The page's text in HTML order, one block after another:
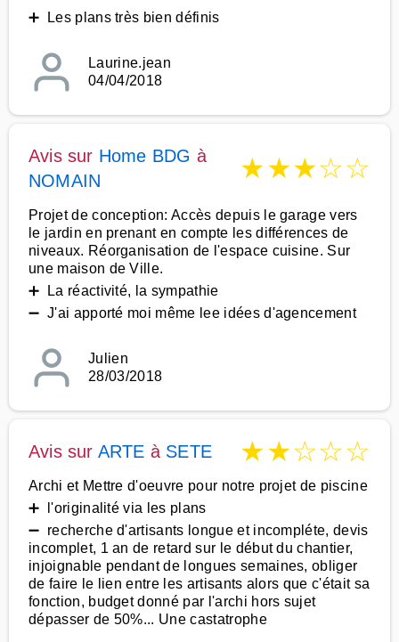
➕ Les plans très bien définis
Laurine.jean
04/04/2018
Avis sur Home BDG à
NOMAIN
★★★☆☆
Projet de conception: Accès depuis le garage vers
le jardin en prenant en compte les différences de
niveaux. Réorganisation de l'espace cuisine. Sur
une maison de Ville.
➕ La réactivité, la sympathie
➖ J'ai apporté moi même lee idées d'agencement
Julien
28/03/2018
Avis sur ARTE à SETE ★★☆☆☆
Archi et Mettre d'oeuvre pour notre projet de piscine
➕ l'originalité via les plans
➖ recherche d'artisants longue et incompléte, devis
incomplet, 1 an de retard sur le début du chantier,
injoignable pendant de longues semaines, obliger
de faire le lien entre les artisants alors que c'était sa
fonction, budget donné par l'archi hors sujet
dépasser de 50%... Une castatrophe